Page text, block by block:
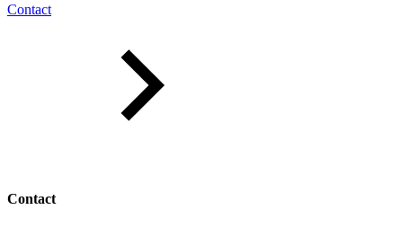
Contact
Contact